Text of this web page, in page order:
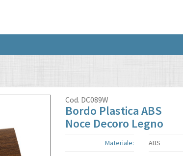
Cod. DC089W
Bordo Plastica ABS
Noce Decoro Legno
Materiale:
ABS